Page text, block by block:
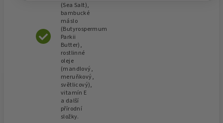
(Sea Salt),
bambucké
máslo
(Butyrospermum
Parkii
Butter),
rostlinné
oleje
(mandlový,
meruňkový,
světlicový),
vitamín E
a další
přírodní
složky.